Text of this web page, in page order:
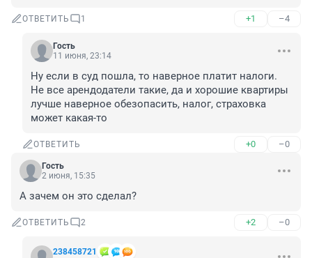
ОТВЕТИТЬ 1 +1 –4
Гость
11 июня, 23:14
Ну если в суд пошла, то наверное платит налоги.
Не все арендодатели такие, да и хорошие квартиры
лучше наверное обезопасить, налог, страховка
может какая-то
ОТВЕТИТЬ +0 –0
Гость
2 июня, 15:35
А зачем он это сделал?
ОТВЕТИТЬ 2 +2 –0
238458721